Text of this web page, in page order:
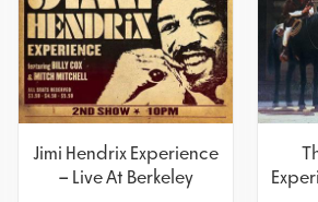
Jimi Hendrix Experience
– Live At Berkeley